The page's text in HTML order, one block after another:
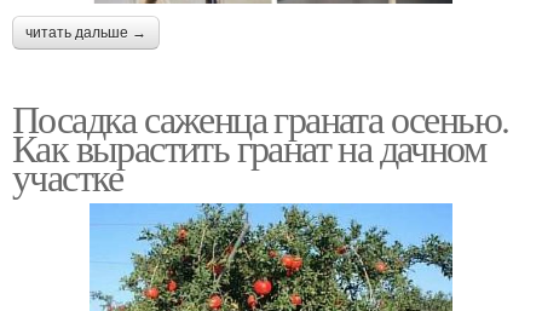
читать дальше →
Посадка саженца граната осенью.
Как вырастить гранат на дачном
участке